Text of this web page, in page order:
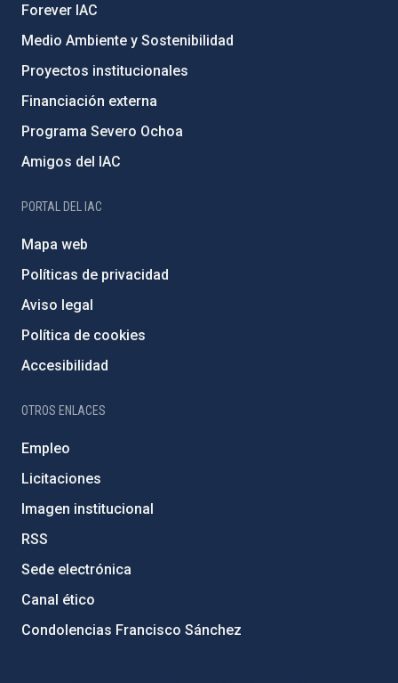
Forever IAC
Medio Ambiente y Sostenibilidad
Proyectos institucionales
Financiación externa
Programa Severo Ochoa
Amigos del IAC
PORTAL DEL IAC
Mapa web
Políticas de privacidad
Aviso legal
Política de cookies
Accesibilidad
OTROS ENLACES
Empleo
Licitaciones
Imagen institucional
RSS
Sede electrónica
Canal ético
Condolencias Francisco Sánchez